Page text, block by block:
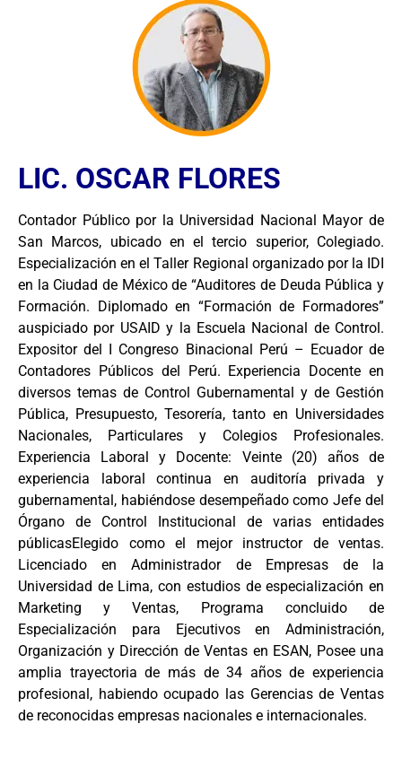
LIC. OSCAR FLORES
Contador Público por la Universidad Nacional Mayor de
San Marcos, ubicado en el tercio superior, Colegiado.
Especialización en el Taller Regional organizado por la IDI
en la Ciudad de México de “Auditores de Deuda Pública y
Formación. Diplomado en “Formación de Formadores”
auspiciado por USAID y la Escuela Nacional de Control.
Expositor del I Congreso Binacional Perú – Ecuador de
Contadores Públicos del Perú. Experiencia Docente en
diversos temas de Control Gubernamental y de Gestión
Pública, Presupuesto, Tesorería, tanto en Universidades
Nacionales, Particulares y Colegios Profesionales.
Experiencia Laboral y Docente: Veinte (20) años de
experiencia laboral continua en auditoría privada y
gubernamental, habiéndose desempeñado como Jefe del
Órgano de Control Institucional de varias entidades
públicasElegido como el mejor instructor de ventas.
Licenciado en Administrador de Empresas de la
Universidad de Lima, con estudios de especialización en
Marketing y Ventas, Programa concluido de
Especialización para Ejecutivos en Administración,
Organización y Dirección de Ventas en ESAN, Posee una
amplia trayectoria de más de 34 años de experiencia
profesional, habiendo ocupado las Gerencias de Ventas
de reconocidas empresas nacionales e internacionales.